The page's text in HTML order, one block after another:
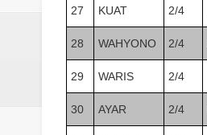
27 KUAT 2/4
28 WAHYONO 2/4
29 WARIS 2/4
30 AYAR 2/4